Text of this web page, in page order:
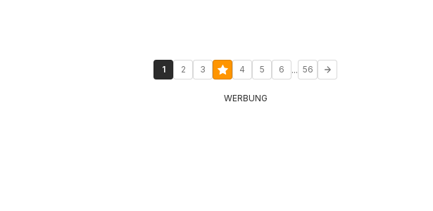
1 2 3 4 5 6 ... 56
WERBUNG